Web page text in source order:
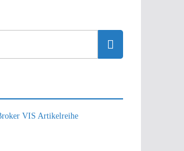
VIS Artikelreihe